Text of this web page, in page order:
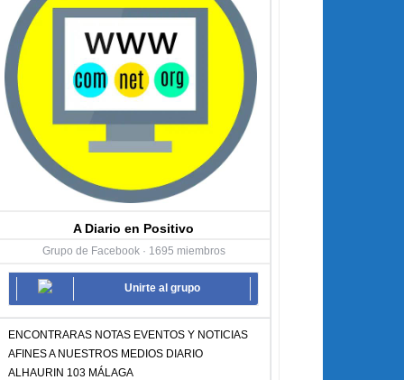
A Diario en Positivo
Grupo de Facebook · 1695 miembros
Unirte al grupo
ENCONTRARAS NOTAS EVENTOS Y NOTICIAS
AFINES A NUESTROS MEDIOS DIARIO
ALHAURIN 103 MÁLAGA